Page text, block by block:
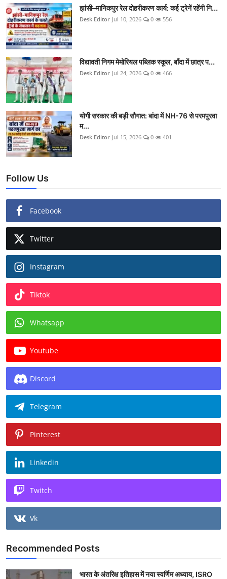
झांसी–मानिकपुर रेल दोहरीकरण कार्य: कई ट्रेनें रहेंगी नि...
Desk Editor Jul 10, 2026 0 556
विद्यावती निगम मेमोरियल पब्लिक स्कूल, बाँदा में छात्र प...
Desk Editor Jul 24, 2026 0 466
योगी सरकार की बड़ी सौगात: बांदा में NH-76 से परमपुरवा
म...
Desk Editor Jul 15, 2026 0 401
Follow Us
Facebook
Twitter
Instagram
Tiktok
Whatsapp
Youtube
Discord
Telegram
Pinterest
Linkedin
Twitch
Vk
Recommended Posts
भारत के अंतरिक्ष इतिहास में नया स्वर्णिम अध्याय, ISRO